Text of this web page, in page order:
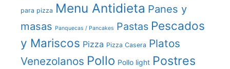
para pizza Menu Antidieta Panes y
masas Panquecas / Pancakes Pastas Pescados
y Mariscos Pizza Pizza Casera Platos
Venezolanos Pollo Pollo light Postres